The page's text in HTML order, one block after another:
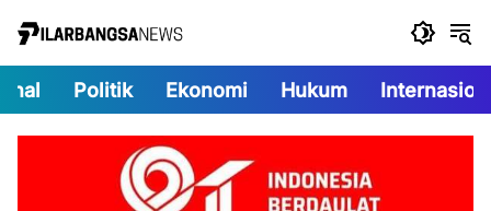
Politik Ekonomi Hukum